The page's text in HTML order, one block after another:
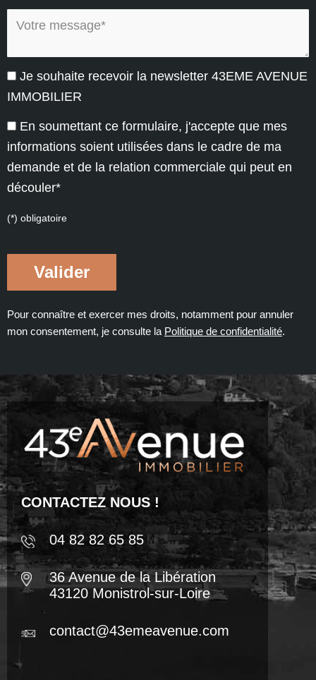
Votre message* :
Je souhaite recevoir la newsletter 43EME AVENUE
IMMOBILIER
En soumettant ce formulaire, j'accepte que mes
informations soient utilisées dans le cadre de ma
demande et de la relation commerciale qui peut en
découler*
(*) obligatoire
Pour connaître et exercer mes droits, notamment pour annuler
mon consentement, je consulte la Politique de confidentialité.
CONTACTEZ NOUS !
04 82 82 65 85
36 Avenue de la Libération
43120 Monistrol-sur-Loire
contact@43emeavenue.com